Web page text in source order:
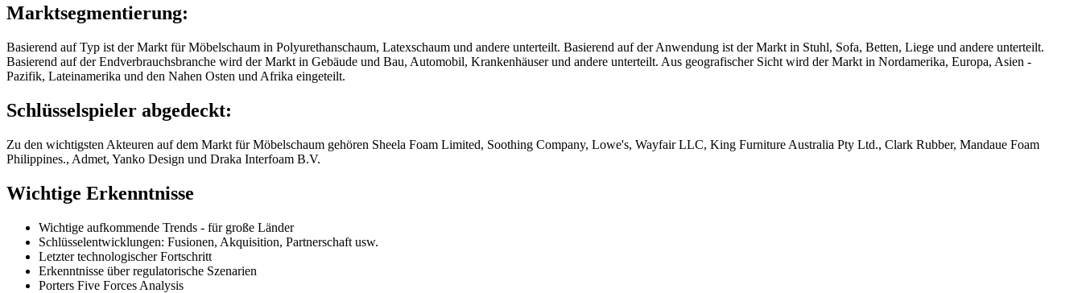
Marktsegmentierung:
Basierend auf Typ ist der Markt für Möbelschaum in Polyurethanschaum, Latexschaum und andere unterteilt. Basierend auf der Anwendung ist der Markt in Stuhl, Sofa, Betten, Liege und andere unterteilt.
Basierend auf der Endverbrauchsbranche wird der Markt in Gebäude und Bau, Automobil, Krankenhäuser und andere unterteilt. Aus geografischer Sicht wird der Markt in Nordamerika, Europa, Asien -
Pazifik, Lateinamerika und den Nahen Osten und Afrika eingeteilt.
Schlüsselspieler abgedeckt:
Zu den wichtigsten Akteuren auf dem Markt für Möbelschaum gehören Sheela Foam Limited, Soothing Company, Lowe's, Wayfair LLC, King Furniture Australia Pty Ltd., Clark Rubber, Mandaue Foam
Philippines., Admet, Yanko Design und Draka Interfoam B.V.
Wichtige Erkenntnisse
Wichtige aufkommende Trends - für große Länder
Schlüsselentwicklungen: Fusionen, Akquisition, Partnerschaft usw.
Letzter technologischer Fortschritt
Erkenntnisse über regulatorische Szenarien
Porters Five Forces Analysis